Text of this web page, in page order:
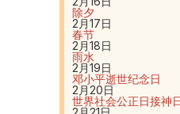
除夕
2月17日
春节
2月18日
雨水
2月19日
邓小平逝世纪念日
2月20日
世界社会公正日接神